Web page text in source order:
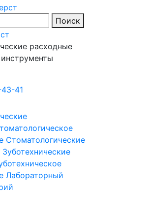
Поиск
расходные
41
Стоматологические
Зуботехнические
Лабораторный